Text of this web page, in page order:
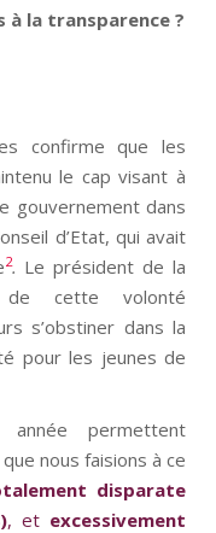
à la transparence ?
confirme que les
le cap visant à
gouvernement dans
d’Etat, qui avait
2. Le président de la
de cette volonté
s’obstiner dans la
pour les jeunes de
permettent
nous faisions à ce
disparate
, et excessivement